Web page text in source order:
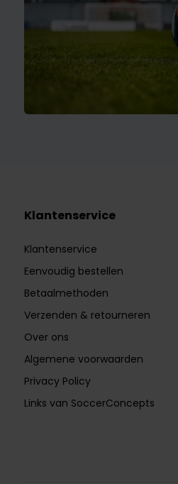
Klantenservice
Klantenservice
Eenvoudig bestellen
Betaalmethoden
Verzenden & retourneren
Over ons
Algemene voorwaarden
Privacy Policy
Links van SoccerConcepts